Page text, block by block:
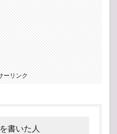
ーリンク
書いた人